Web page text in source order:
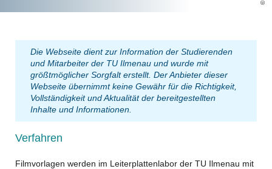
Die Webseite dient zur Information der Studierenden
und Mitarbeiter der TU Ilmenau und wurde mit
größtmöglicher Sorgfalt erstellt. Der Anbieter dieser
Webseite übernimmt keine Gewähr für die Richtigkeit,
Vollständigkeit und Aktualität der bereitgestellten
Inhalte und Informationen.
Verfahren
Filmvorlagen werden im Leiterplattenlabor der TU Ilmenau mit